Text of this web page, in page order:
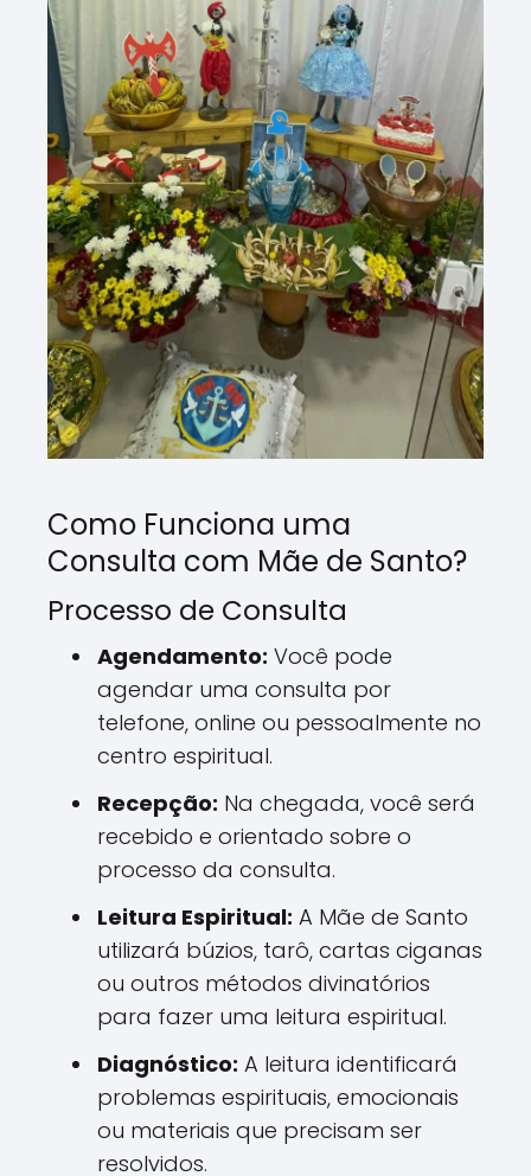
Como Funciona uma
Consulta com Mãe de Santo?
Processo de Consulta
Agendamento: Você pode
agendar uma consulta por
telefone, online ou pessoalmente no
centro espiritual.
Recepção: Na chegada, você será
recebido e orientado sobre o
processo da consulta.
Leitura Espiritual: A Mãe de Santo
utilizará búzios, tarô, cartas ciganas
ou outros métodos divinatórios
para fazer uma leitura espiritual.
Diagnóstico: A leitura identificará
problemas espirituais, emocionais
ou materiais que precisam ser
resolvidos.